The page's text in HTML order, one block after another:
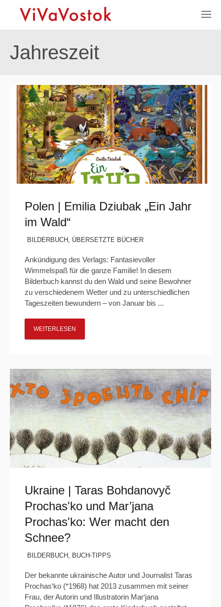
Jahreszeit
Polen | Emilia Dziubak „Ein Jahr
im Wald“
BILDERBUCH , ÜBERSETZTE BÜCHER
Ankündigung des Verlags: Fantasievoller
Wimmelspaß für die ganze Familie! In diesem
Bilderbuch kannst du den Wald und seine Bewohner
zu verschiedenem Wetter und zu unterschiedlichen
Tageszeiten bewundern – von Januar bis ...
WEITERLESEN
Ukraine | Taras Bohdanovyč
Prochasʹko und Mar’jana
Prochasʹko: Wer macht den
Schnee?
BILDERBUCH , BUCH-TIPPS
Der bekannte ukrainische Autor und Journalist Taras
Prochas‘ko (*1968) hat 2013 zusammen mit seiner
Frau, der Autorin und Illustratorin Mar‘jana